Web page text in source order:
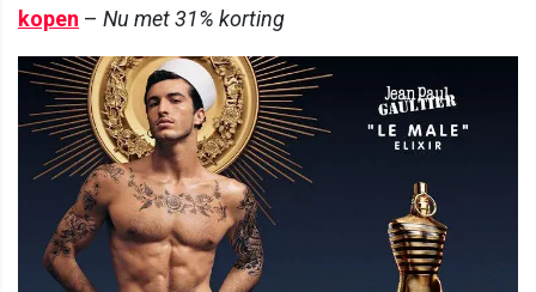
kopen – Nu met 31% korting